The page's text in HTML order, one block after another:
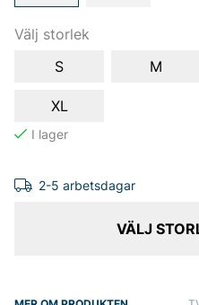
Välj storlek
S
M
XL
2-5 arbetsdagar
VÄLJ